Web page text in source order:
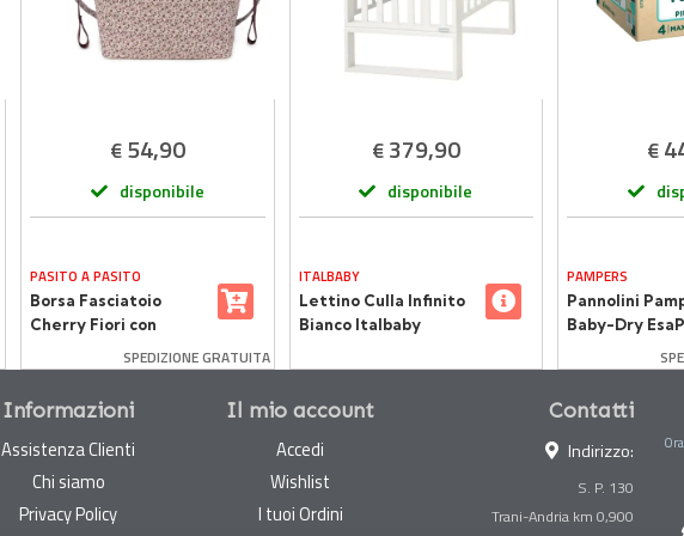
€54,90
disponibile
PASITO A PASITO
Borsa Fasciatoio
Cherry Fiori con
SPEDIZIONE GRATUITA
€379,90
disponibile
ITALBABY
Lettino Culla Infinito
Bianco Italbaby
€
PAMPERS
Pannolini
Baby-Dry
144 Pezzi
Informazioni
Assistenza Clienti
Chi siamo
Privacy Policy
Il mio account
Accedi
Wishlist
I tuoi Ordini
Contatti
Indirizzo:
S. P. 130
Trani-Andria km 0,900